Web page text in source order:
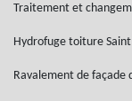
Traitement et
Hydrofuge toiture
Ravalement de façade